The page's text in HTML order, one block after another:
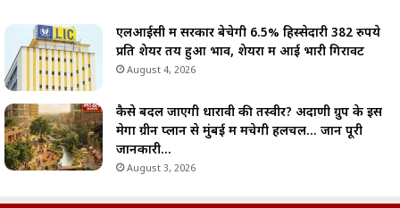
एलआईसी में सरकार बेचेगी 6.5% हिस्सेदारी 382 रुपये
प्रति शेयर तय हुआ भाव, शेयरों में आई भारी गिरावट
August 4, 2026
कैसे बदल जाएगी धारावी की तस्वीर? अदाणी ग्रुप के इस
मेगा ग्रीन प्लान से मुंबई में मचेगी हलचल… जानें पूरी
जानकारी…
August 3, 2026